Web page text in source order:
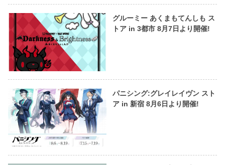
グルーミー あくまもてんしも ス
トア in 3都市 8月7日より開催!
パニシング:グレイレイヴン スト
ア in 新宿 8月6日より開催!